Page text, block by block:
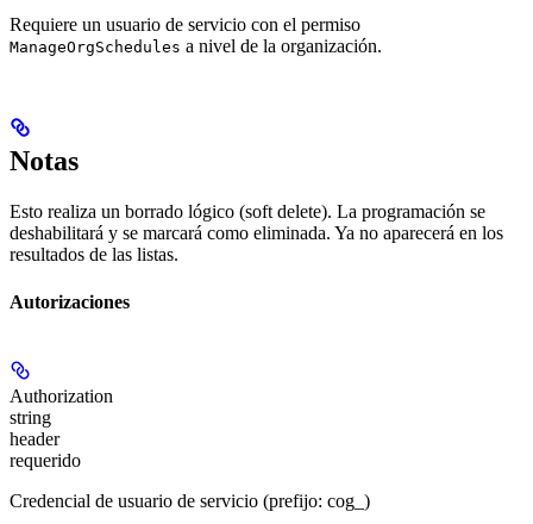
Requiere un usuario de servicio con el permiso
ManageOrgSchedules a nivel de la organización.
Notas
Esto realiza un borrado lógico (soft delete). La programación se
deshabilitará y se marcará como eliminada. Ya no aparecerá en los
resultados de las listas.
Autorizaciones
Authorization
string
header
requerido
Credencial de usuario de servicio (prefijo: cog_)